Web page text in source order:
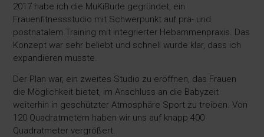
2017 habe ich die MuKiBude gegründet, ein
Frauenfitnessstudio mit Schwerpunkt auf prä- und
postnatalem Training mit integrierter Hebammenpraxis. Das
Konzept war sehr beliebt und schnell wurde klar, dass ich
expandieren musste.
Der Plan war, ein zweites Studio zu eröffnen, das Frauen
die Möglichkeit bietet, im Anschluss an die Babyzeit
weiterhin in geschützter Atmosphäre Sport zu treiben. Von
120 Quadratmetern haben wir uns auf knapp 400
Quadratmeter vergrößert.